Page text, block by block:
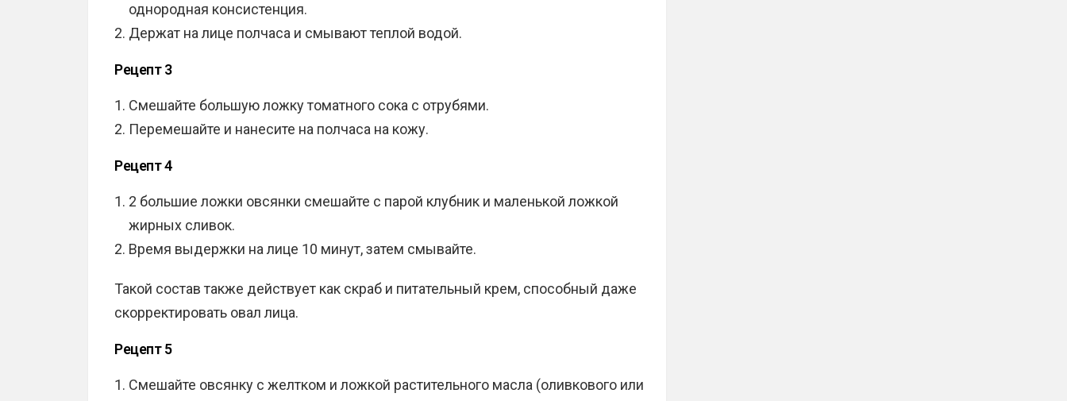
однородная консистенция.
Держат на лице полчаса и смывают теплой водой.
Рецепт 3
Смешайте большую ложку томатного сока с отрубями.
Перемешайте и нанесите на полчаса на кожу.
Рецепт 4
2 большие ложки овсянки смешайте с парой клубник и маленькой ложкой
жирных сливок.
Время выдержки на лице 10 минут, затем смывайте.
Такой состав также действует как скраб и питательный крем, способный даже
скорректировать овал лица.
Рецепт 5
Смешайте овсянку с желтком и ложкой растительного масла (оливкового или